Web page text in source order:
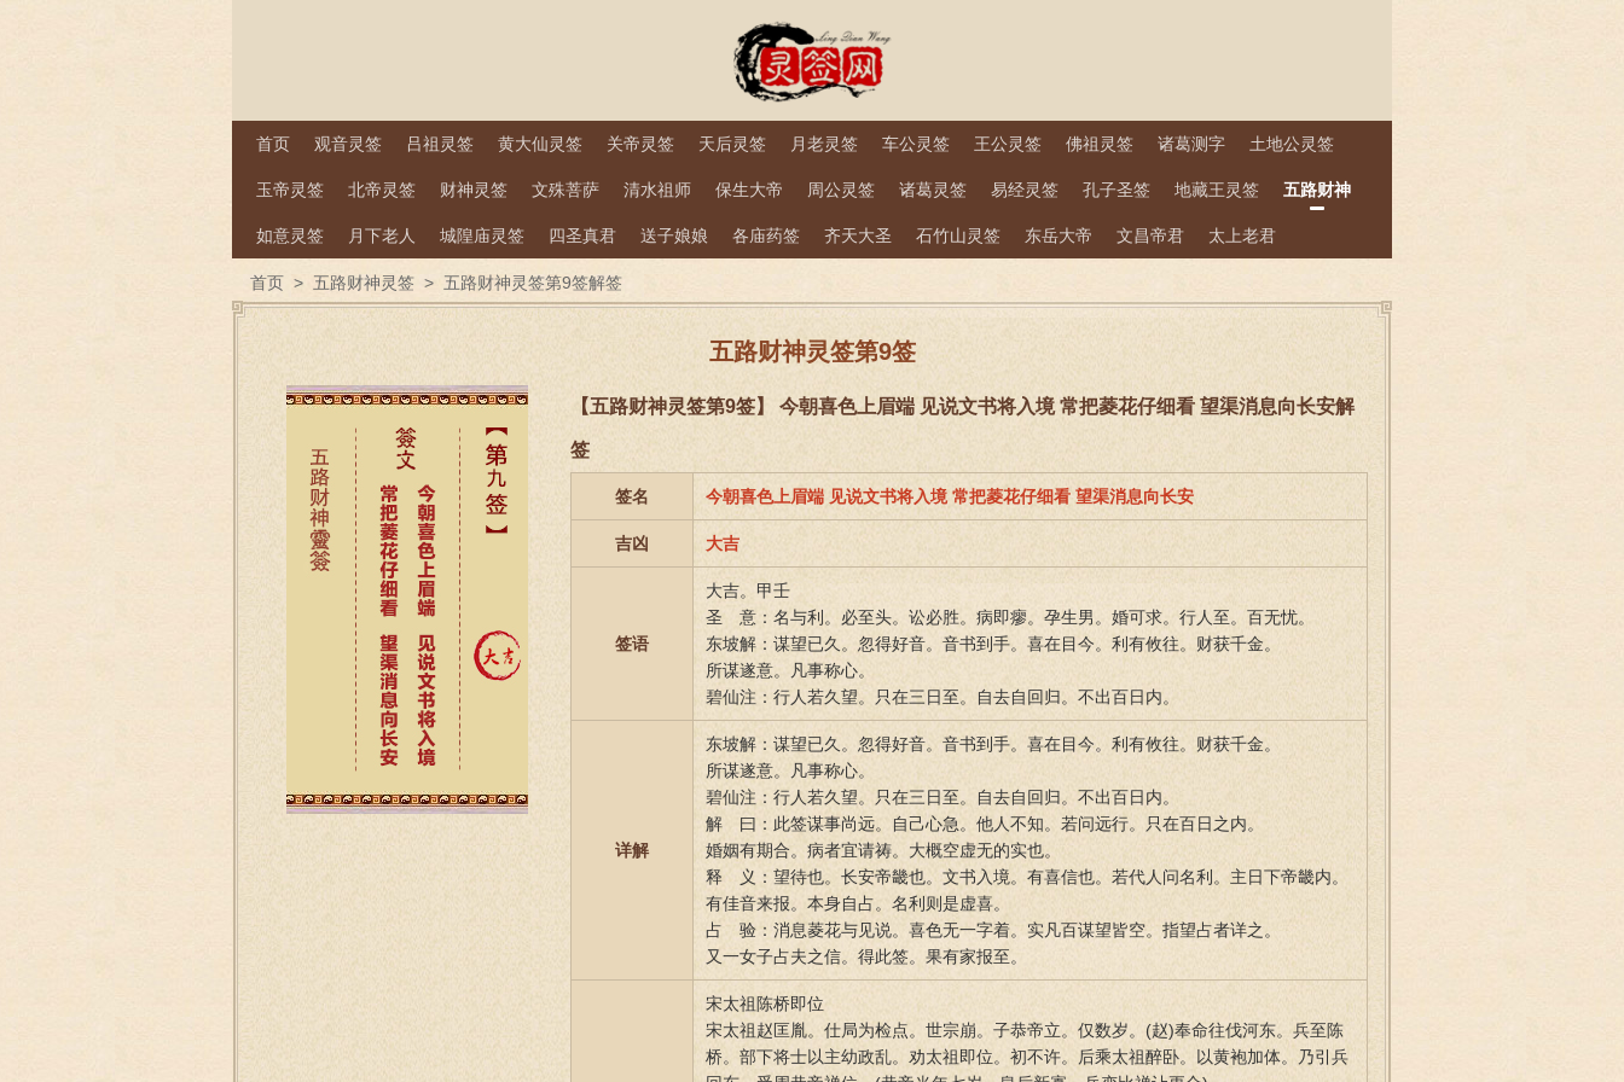
首页 观音灵签 吕祖灵签 黄大仙灵签 关帝灵签 天后灵签 月老灵签 车公灵签 王公灵签 佛祖灵签 诸葛测字 土地公灵签
玉帝灵签 北帝灵签 财神灵签 文殊菩萨 清水祖师 保生大帝 周公灵签 诸葛灵签 易经灵签 孔子圣签 地藏王灵签 五路财神
如意灵签 月下老人 城隍庙灵签 四圣真君 送子娘娘 各庙药签 齐天大圣 石竹山灵签 东岳大帝 文昌帝君 太上老君
首页 > 五路财神灵签 > 五路财神灵签第9签解签
五路财神灵签第9签
【五路财神灵签第9签】 今朝喜色上眉端 见说文书将入境 常把菱花仔细看 望渠消息向长安解
签
签名 今朝喜色上眉端 见说文书将入境 常把菱花仔细看 望渠消息向长安
吉凶 大吉
签语
大吉。甲壬
圣 意：名与利。必至头。讼必胜。病即瘳。孕生男。婚可求。行人至。百无忧。
东坡解：谋望已久。忽得好音。音书到手。喜在目今。利有攸往。财获千金。
所谋遂意。凡事称心。
碧仙注：行人若久望。只在三日至。自去自回归。不出百日内。
详解
东坡解：谋望已久。忽得好音。音书到手。喜在目今。利有攸往。财获千金。
所谋遂意。凡事称心。
碧仙注：行人若久望。只在三日至。自去自回归。不出百日内。
解 曰：此签谋事尚远。自己心急。他人不知。若问远行。只在百日之内。
婚姻有期合。病者宜请祷。大概空虚无的实也。
释 义：望待也。长安帝畿也。文书入境。有喜信也。若代人问名利。主日下帝畿内。
有佳音来报。本身自占。名利则是虚喜。
占 验：消息菱花与见说。喜色无一字着。实凡百谋望皆空。指望占者详之。
又一女子占夫之信。得此签。果有家报至。
宋太祖陈桥即位
宋太祖赵匡胤。仕局为检点。世宗崩。子恭帝立。仅数岁。(赵)奉命往伐河东。兵至陈
桥。部下将士以主幼政乱。劝太祖即位。初不许。后乘太祖醉卧。以黄袍加体。乃引兵